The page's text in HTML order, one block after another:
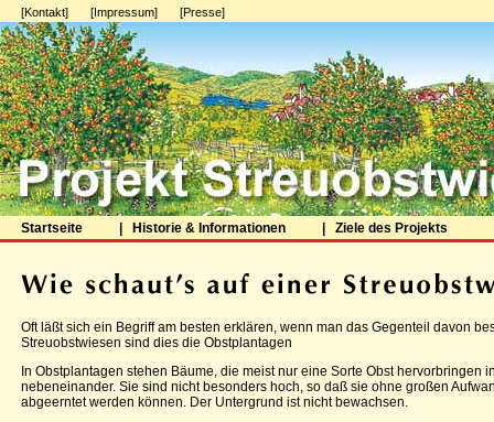
[Kontakt] [Impressum] [Presse]
Startseite Historie & Informationen Ziele des Projekts
Oft läßt sich ein Begriff am besten erklären, wenn man das Gegenteil davon
Streuobstwiesen sind dies die Obstplantagen
In Obstplantagen stehen Bäume, die meist nur eine Sorte Obst hervorbringen
nebeneinander. Sie sind nicht besonders hoch, so daß sie ohne großen
abgeerntet werden können. Der Untergrund ist nicht bewachsen.